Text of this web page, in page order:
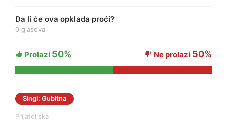
Da li će ova opklada proći?
0 glasova
Prolazi 50% Ne prolazi 50%
Singl: Gubitna
Prijateljska